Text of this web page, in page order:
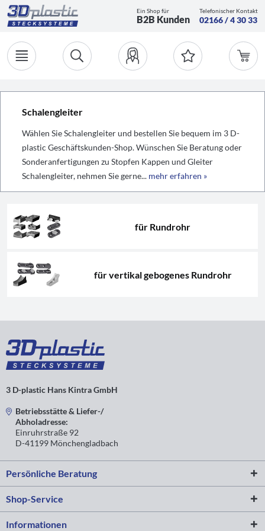
Ein Shop für
B2B Kunden
Telefonischer Kontakt
02166 / 4 30 33
Schalengleiter
Wählen Sie Schalengleiter und bestellen Sie bequem im 3 D-
plastic Geschäftskunden-Shop. Wünschen Sie Beratung oder
Sonderanfertigungen zu Stopfen Kappen und Gleiter
Schalengleiter, nehmen Sie gerne... mehr erfahren »
für Rundrohr
für vertikal gebogenes Rundrohr
3 D-plastic Hans Kintra GmbH
Betriebsstätte & Liefer-/
Abholadresse:
Einruhrstraße 92
D-41199 Mönchengladbach
Persönliche Beratung
Shop-Service
Informationen